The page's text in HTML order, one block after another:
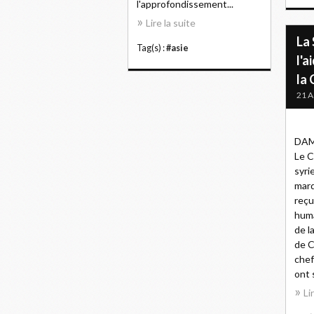
l'approfondissement...
Lire la suite
Tag(s) :#asie
La
la
21
Le
de
de
ont